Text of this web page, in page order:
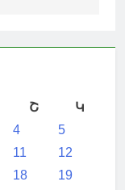
Շ
Կ
4
5
11
12
18
19